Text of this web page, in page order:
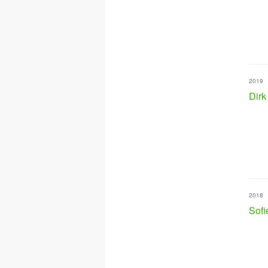
Dirk
2019
2018